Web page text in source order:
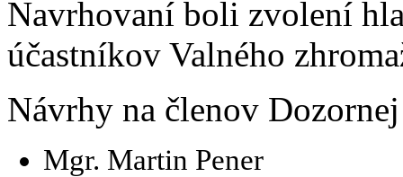
Navrhovaní boli zvolení
účastníkov Valného
Návrhy na členov
Mgr. Martin Pener